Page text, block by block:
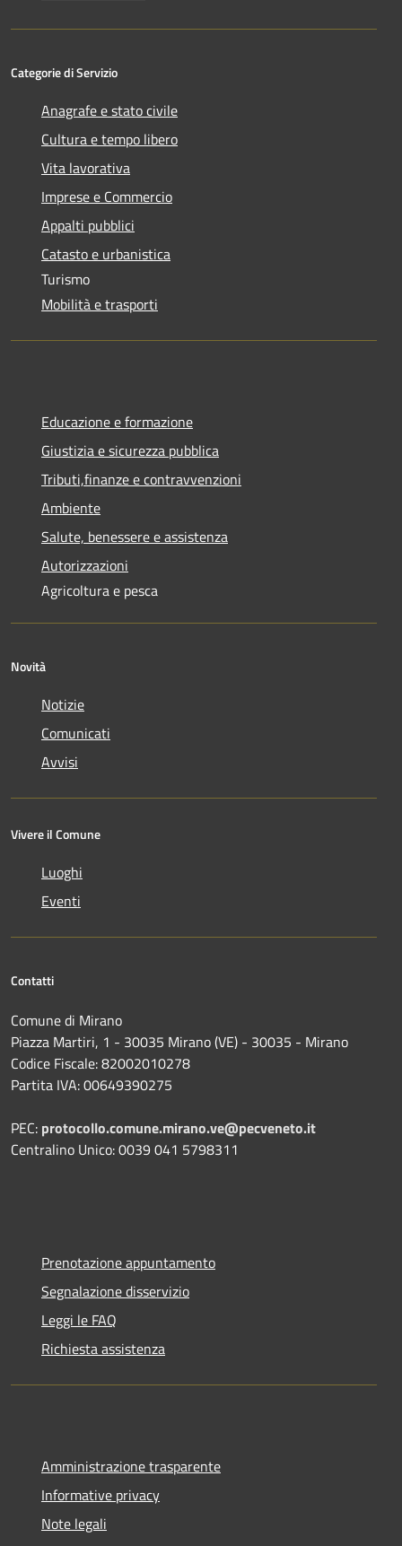
Categorie di Servizio
Anagrafe e stato civile
Cultura e tempo libero
Vita lavorativa
Imprese e Commercio
Appalti pubblici
Catasto e urbanistica
Turismo
Mobilità e trasporti
Educazione e formazione
Giustizia e sicurezza pubblica
Tributi,finanze e contravvenzioni
Ambiente
Salute, benessere e assistenza
Autorizzazioni
Agricoltura e pesca
Novità
Notizie
Comunicati
Avvisi
Vivere il Comune
Luoghi
Eventi
Contatti
Comune di Mirano
Piazza Martiri, 1 - 30035 Mirano (VE) - 30035 - Mirano
Codice Fiscale: 82002010278
Partita IVA: 00649390275
PEC: protocollo.comune.mirano.ve@pecveneto.it
Centralino Unico: 0039 041 5798311
Prenotazione appuntamento
Segnalazione disservizio
Leggi le FAQ
Richiesta assistenza
Amministrazione trasparente
Informative privacy
Note legali